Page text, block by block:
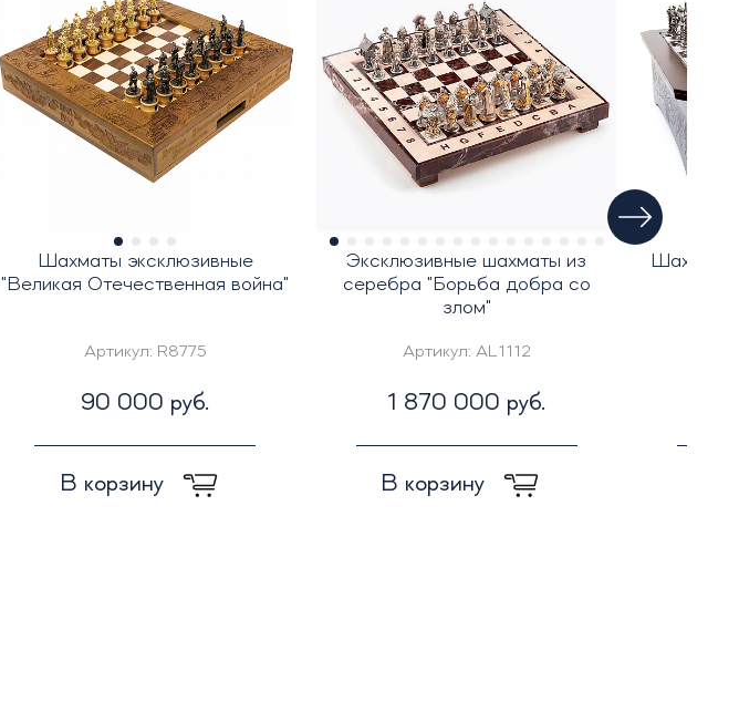
Шахматы эксклюзивные
"Великая Оте­чест­вен­ная война"
Артикул: R8775
90 000 руб.
В корзину
Эксклюзивные шахматы из
серебра "Борьба добра со
злом"
Артикул: AL1112
1 870 000 руб.
В корзину
Шахматы